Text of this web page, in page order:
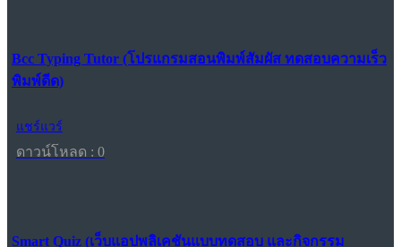
Bcc Typing Tutor (โปรแกรมสอนพิมพ์สัมผัส ทดสอบความเร็ว
พิมพ์ดีด)
แชร์แวร์
ดาวน์โหลด : 0
Smart Quiz (เว็บแอปพลิเคชันแบบทดสอบ และกิจกรรม